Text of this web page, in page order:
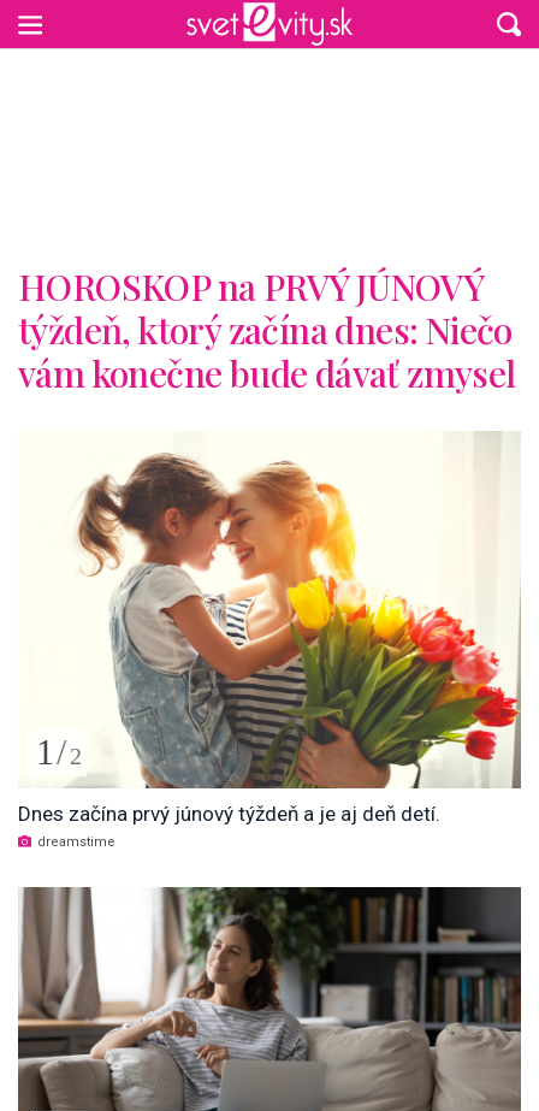
HOROSKOP na PRVÝ JÚNOVÝ
týždeň, ktorý začína dnes: Niečo
vám konečne bude dávať zmysel
1 /2
Dnes začína prvý júnový týždeň a je aj deň detí.
dreamstime